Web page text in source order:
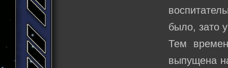
было, зато
Тем
выпущена